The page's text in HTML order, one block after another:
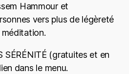
Hammour et
vers plus de légèreté
SÉRÉNITÉ (gratuites et en
dans le menu.